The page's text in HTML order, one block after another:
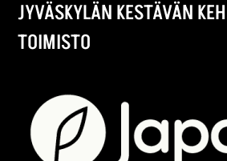
JYVÄSKYLÄN KESTÄVÄN
TOIMISTO